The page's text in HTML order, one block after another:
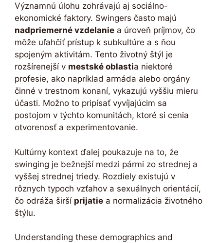
Významnú úlohu zohrávajú aj sociálno-
ekonomické faktory. Swingers často majú
nadpriemerné vzdelanie a úroveň príjmov, čo
môže uľahčiť prístup k subkultúre a s ňou
spojeným aktivitám. Tento životný štýl je
rozšírenejší v mestské oblastia niektoré
profesie, ako napríklad armáda alebo orgány
činné v trestnom konaní, vykazujú vyššiu mieru
účasti. Možno to pripísať vyvíjajúcim sa
postojom v týchto komunitách, ktoré si cenia
otvorenosť a experimentovanie.
Kultúrny kontext ďalej poukazuje na to, že
swinging je bežnejší medzi pármi zo strednej a
vyššej strednej triedy. Rozdiely existujú v
rôznych typoch vzťahov a sexuálnych orientácií,
čo odráža širší prijatie a normalizácia životného
štýlu.
Understanding these demographics and